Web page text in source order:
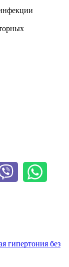
гипертония без